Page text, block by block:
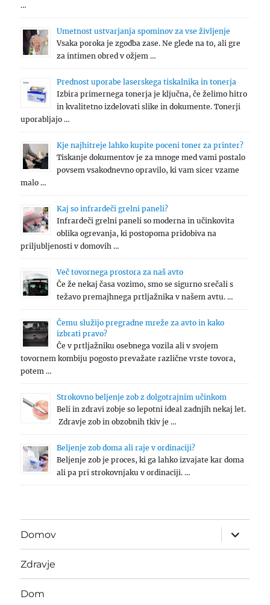
…
Umetnost ustvarjanja spominov za vse življenje
Vsaka poroka je zgodba zase. Ne glede na to, ali gre
za intimen obred v ožjem …
Prednost uporabe laserskega tiskalnika in tonerja
Izbira primernega tonerja je ključna, če želimo hitro
in kvalitetno izdelovati slike in dokumente. Tonerji
uporabljajo …
Kje najhitreje lahko kupite poceni toner za printer?
Tiskanje dokumentov je za mnoge med vami postalo
povsem vsakodnevno opravilo, ki vam sicer vzame
malo …
Kaj so infrardeči grelni paneli?
Infrardeči grelni paneli so moderna in učinkovita
oblika ogrevanja, ki postopoma pridobiva na
priljubljenosti v domovih …
Več tovornega prostora za naš avto
Če že nekaj časa vozimo, smo se sigurno srečali s
težavo premajhnega prtljažnika v našem avtu. …
Čemu služijo pregradne mreže za avto in kako
izbrati pravo?
Če v prtljažniku osebnega vozila ali v svojem
tovornem kombiju pogosto prevažate različne vrste tovora,
potem …
Strokovno beljenje zob z dolgotrajnim učinkom
Beli in zdravi zobje so lepotni ideal zadnjih nekaj let.
Zdravje zob in obzobnih tkiv je …
Beljenje zob doma ali raje v ordinaciji?
Beljenje zob je proces, ki ga lahko izvajate kar doma
ali pa pri strokovnjaku v ordinaciji. …
Domov
expand
child
menu
Zdravje
Dom